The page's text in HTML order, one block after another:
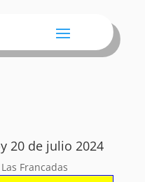
20 de julio 2024
Las Francadas